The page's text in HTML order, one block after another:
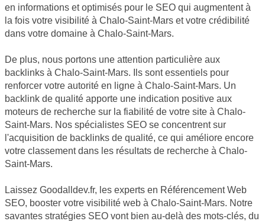
en informations et optimisés pour le SEO qui augmentent à
la fois votre visibilité à Chalo-Saint-Mars et votre crédibilité
dans votre domaine à Chalo-Saint-Mars.
De plus, nous portons une attention particulière aux
backlinks à Chalo-Saint-Mars. Ils sont essentiels pour
renforcer votre autorité en ligne à Chalo-Saint-Mars. Un
backlink de qualité apporte une indication positive aux
moteurs de recherche sur la fiabilité de votre site à Chalo-
Saint-Mars. Nos spécialistes SEO se concentrent sur
l'acquisition de backlinks de qualité, ce qui améliore encore
votre classement dans les résultats de recherche à Chalo-
Saint-Mars.
Laissez Goodalldev.fr, les experts en Référencement Web
SEO, booster votre visibilité web à Chalo-Saint-Mars. Notre
savantes stratégies SEO vont bien au-delà des mots-clés, du